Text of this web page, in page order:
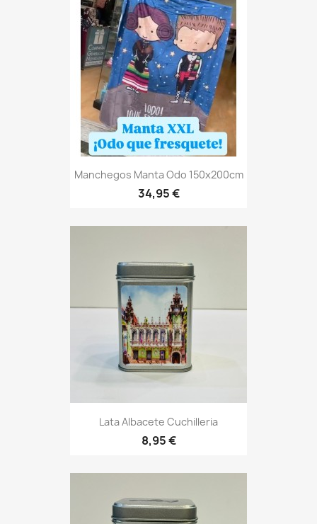
Manchegos Manta Odo 150x200cm
34,95 €
Lata Albacete Cuchilleria
8,95 €